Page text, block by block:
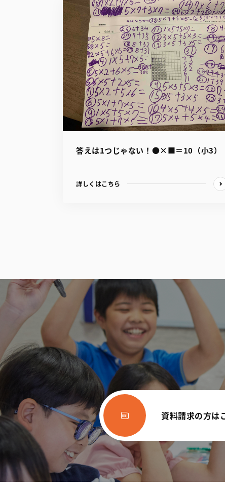
答えは1つじゃない！●×■＝10（小3）
詳しくはこちら
資料請求の方は